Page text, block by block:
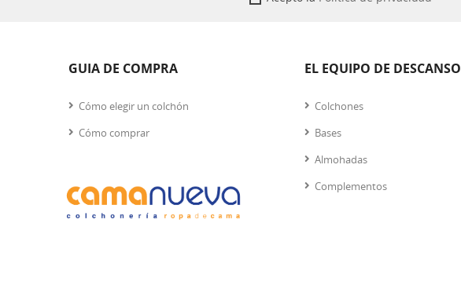
GUIA DE COMPRA
Cómo elegir un colchón
Cómo comprar
EL EQUIPO DE DESCANSO
Colchones
Bases
Almohadas
Complementos